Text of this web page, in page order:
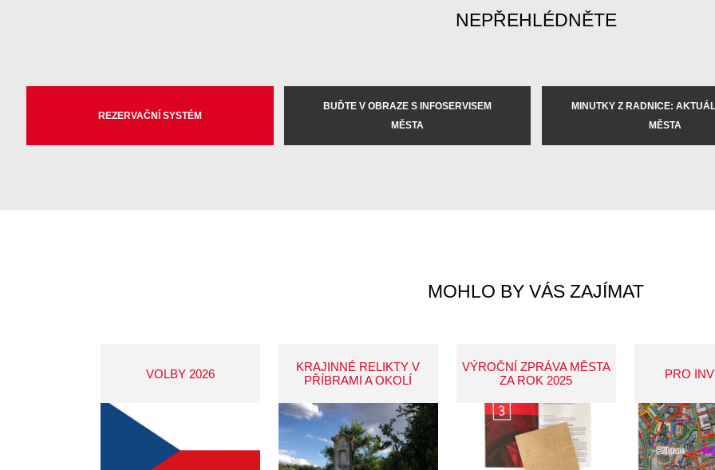
NEPŘEHLÉDNĚTE
REZERVAČNÍ SYSTÉM
BUĎTE V OBRAZE S INFOSERVISEM
MĚSTA
MINUTKY Z RADNICE:
MĚSTA
MOHLO BY VÁS ZAJÍMAT
VOLBY 2026
KRAJINNÉ RELIKTY V
PŘÍBRAMI A OKOLÍ
VÝROČNÍ ZPRÁVA MĚSTA
ZA ROK 2025
PRO